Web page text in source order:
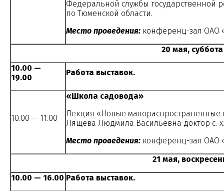
Федеральной службы государственной
по Тюменской области.
Место проведения: конференц-зал ОАО
20 мая, суббота
10.00 —
19.00
Работа выставок.
10.00 — 11.00
«Школа садовода»
Лекция «Новые малораспространенные
Лящева Людмила Васильевна доктор с.-
Место проведения: конференц-зал ОАО
21 мая,
10.00 — 16.00 Работа выставок.